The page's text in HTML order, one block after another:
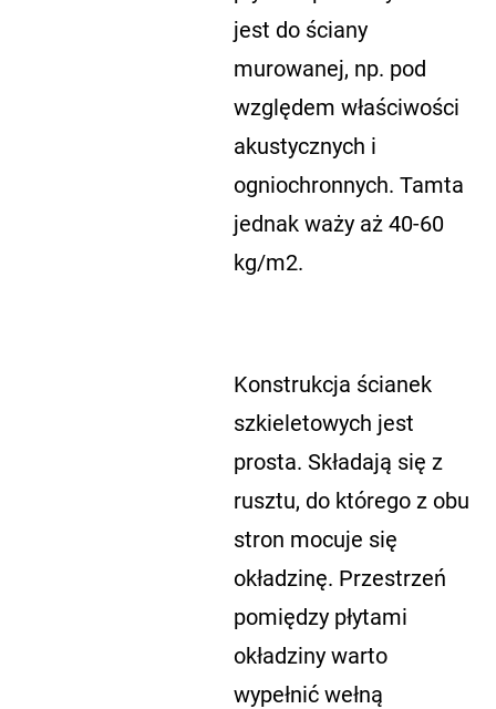
jest do ściany
murowanej, np. pod
względem właściwości
akustycznych i
ogniochronnych. Tamta
jednak waży aż 40-60
kg/m2.
Konstrukcja ścianek
szkieletowych jest
prosta. Składają się z
rusztu, do którego z obu
stron mocuje się
okładzinę. Przestrzeń
pomiędzy płytami
okładziny warto
wypełnić wełną